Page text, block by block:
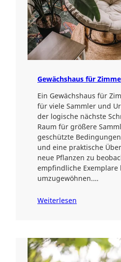
Gewächshaus für
Ein Gewächshaus für
für viele Sammler und
der logische nächste
Raum für größere
geschützte
und eine praktische
neue Pflanzen zu
empfindliche Exemplare
umzugewöhnen.…
Weiterlesen